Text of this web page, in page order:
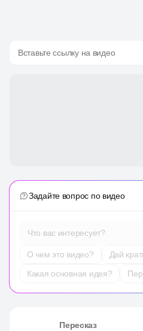
Вставьте ссылку на видео
Задайте вопрос по видео
Что вас интересует?
О чем это видео?
Дай
Какая основная идея?
Пересказ